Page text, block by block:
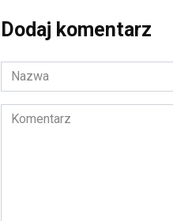
Dodaj komentarz
Nazwa
*
Komentarz